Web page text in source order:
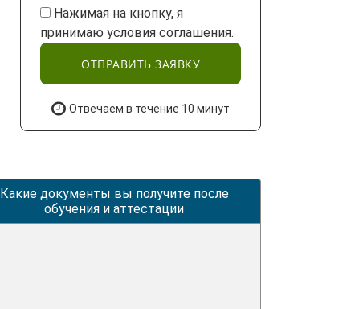
Нажимая на кнопку, я
принимаю условия соглашения.
ОТПРАВИТЬ ЗАЯВКУ
Отвечаем в течение 10 минут
Какие документы вы получите после
обучения и аттестации